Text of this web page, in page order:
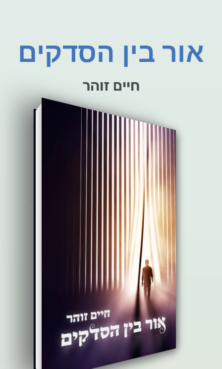
אור בין הסדקים
חיים זוהר